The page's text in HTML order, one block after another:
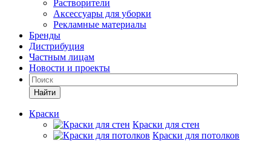
Растворители
Аксессуары для уборки
Рекламные материалы
Бренды
Дистрибуция
Частным лицам
Новости и проекты
Найти
Краски
Краски для стен
Краски для потолков